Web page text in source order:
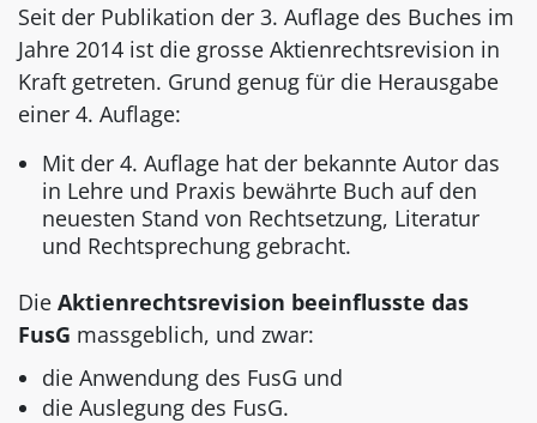
Seit der Publikation der 3. Auflage des Buches im
Jahre 2014 ist die grosse Aktienrechtsrevision in
Kraft getreten. Grund genug für die Herausgabe
einer 4. Auflage:
Mit der 4. Auflage hat der bekannte Autor das
in Lehre und Praxis bewährte Buch auf den
neuesten Stand von Rechtsetzung, Literatur
und Rechtsprechung gebracht.
Die Aktienrechtsrevision beeinflusste das
FusG massgeblich, und zwar:
die Anwendung des FusG und
die Auslegung des FusG.